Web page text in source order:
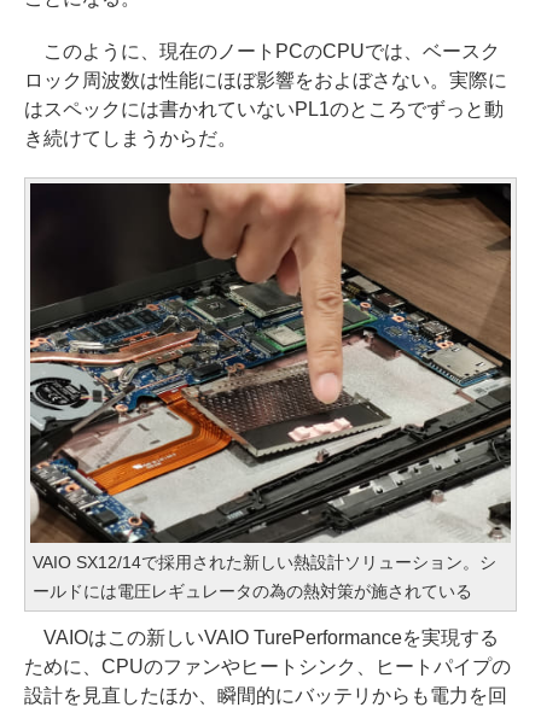
このように、現在のノートPCのCPUでは、ベースク
ロック周波数は性能にほぼ影響をおよぼさない。実際に
はスペックには書かれていないPL1のところでずっと動
き続けてしまうからだ。
VAIO SX12/14で採用された新しい熱設計ソリューション。シ
ールドには電圧レギュレータの為の熱対策が施されている
VAIOはこの新しいVAIO TurePerformanceを実現する
ために、CPUのファンやヒートシンク、ヒートパイプの
設計を見直したほか、瞬間的にバッテリからも電力を回